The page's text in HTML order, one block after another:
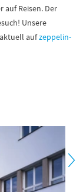
auf Reisen. Der
Unsere
aufzeppelin-